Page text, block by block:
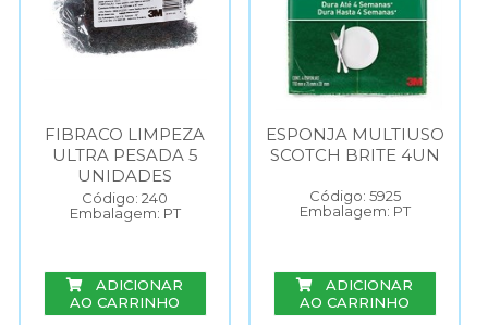
FIBRACO LIMPEZA
ULTRA PESADA 5
UNIDADES
Código: 240
Embalagem: PT
ADICIONAR
AO CARRINHO
ESPONJA MULTIUSO
SCOTCH BRITE 4UN
Código: 5925
Embalagem: PT
ADICIONAR
AO CARRINHO